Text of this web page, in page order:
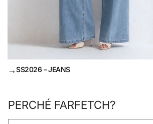
→SS2026 – JEANS
PERCHÉ FARFETCH?